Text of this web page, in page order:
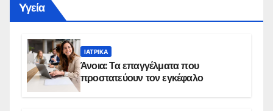
Yγεία
ΙΑΤΡΙΚΆ
Άνοια: Τα επαγγέλματα που
προστατεύουν τον εγκέφαλο